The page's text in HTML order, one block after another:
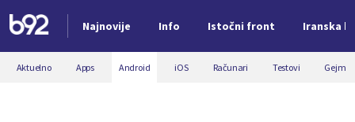
Najnovije Info Istočni front Iranska
Nova vest
Aktuelno Apps Android iOS Računari Testovi